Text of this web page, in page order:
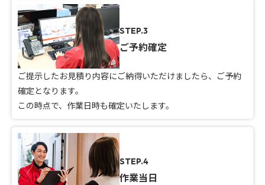
STEP.3
ご予約確定
ご提示したお見積り内容にご納得いただけましたら、ご予約
確定となります。
この時点で、作業日時も確定いたします。
STEP.4
作業当日